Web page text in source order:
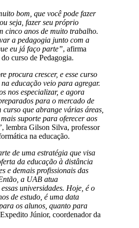
bom, que você pode fazer
seja, fazer seu próprio
cinco anos de muito trabalho.
a pedagogia junto com a
eu já faço parte”, afirma
curso de Pedagogia.
procura crescer, e esse curso
educação veio para agregar.
nos especializar, e agora
para o mercado de
que abrange várias áreas,
suporte para oferecer aos
, lembra Gilson Silva, professor
na educação.
de uma estratégia que visa
da educação à distância
e demais profissionais das
a UAB atua
universidades. Hoje, é o
de estudo, é uma data
os alunos, quanto para
Júnior, coordenador da